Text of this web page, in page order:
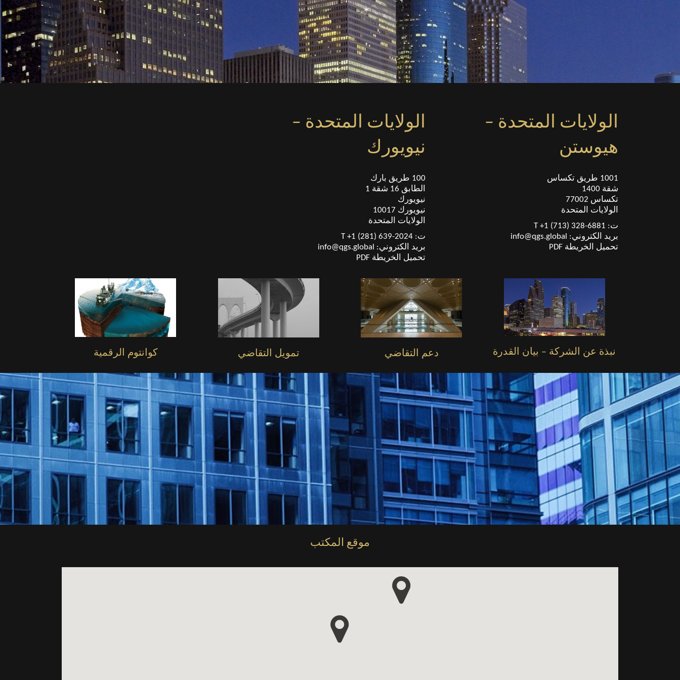
الولايات المتحدة –
هيوستن
1001 طريق تكساس
شقة 1400
تكساس 77002
الولايات المتحدة
ت: T +1 (713) 328-6881
بريد الكتروني:
تحميل الخريطة PDF
الولايات المتحدة –
نيويورك
100 طريق بارك
الطابق 16 شقة 1
نيويورك
نيويورك 10017
الولايات المتحدة
ت: T +1 (281) 639-2024
بريد الكتروني: info@qgs.global
تحميل الخريطة PDF
نبذة عن الشركة – بيان القدرة دعم التقاضي تمويل التقاضي كوانتوم الرقمية
موقع المكتب